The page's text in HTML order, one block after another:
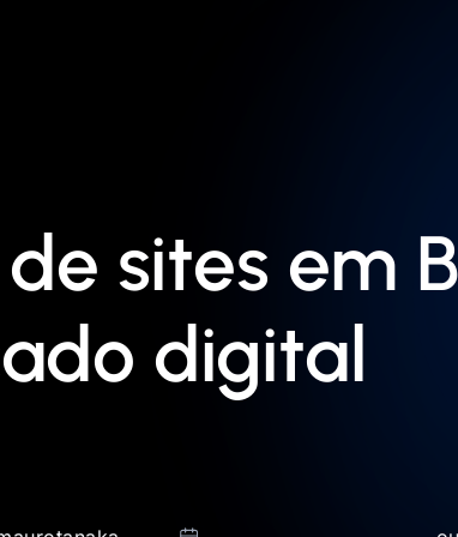
sites em
digital